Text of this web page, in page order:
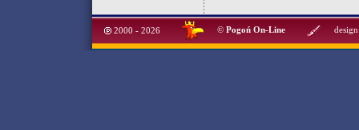
2000 - 2026 © Pogoń On-Line